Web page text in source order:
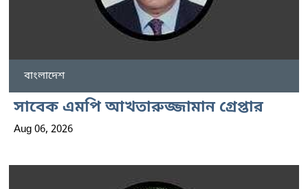
বাংলাদেশ
সাবেক এমপি আখতারুজ্জামান গ্রেপ্তার
Aug 06, 2026